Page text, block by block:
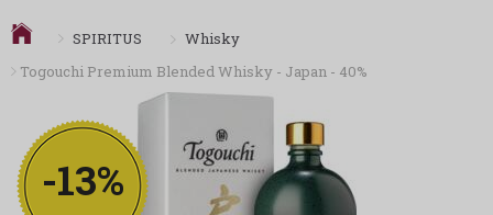
SPIRITUS
Whisky
Togouchi Premium Blended Whisky - Japan - 40%
-13%